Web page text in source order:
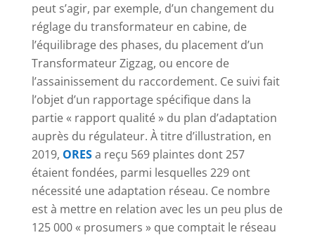
peut s’agir, par exemple, d’un changement du
réglage du transformateur en cabine, de
l’équilibrage des phases, du placement d’un
Transformateur Zigzag, ou encore de
l’assainissement du raccordement. Ce suivi fait
l’objet d’un rapportage spécifique dans la
partie « rapport qualité » du plan d’adaptation
auprès du régulateur. À titre d’illustration, en
2019, ORESa reçu 569 plaintes dont 257
étaient fondées, parmi lesquelles 229 ont
nécessité une adaptation réseau. Ce nombre
est à mettre en relation avec les un peu plus de
125 000 « prosumers » que comptait le réseau